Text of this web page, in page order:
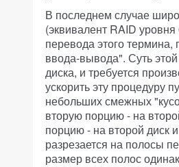
В последнем случае
(эквивалент RAID
перевода этого термина,
ввода-вывода". Суть
диска, и требуется
ускорить эту процедуру
небольших смежных
вторую порцию - на
порцию - на второй диск
разрезается на полосы
размер всех полос